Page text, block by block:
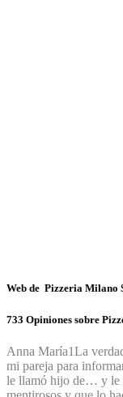
Web de Pizzeria Milano
733 Opiniones sobre
Anna María1La
mi pareja para
le llamó hijo de… y le